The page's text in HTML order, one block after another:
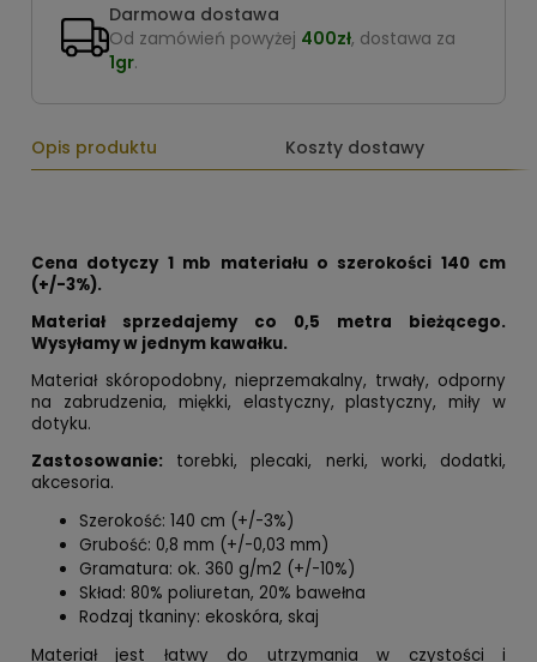
Darmowa dostawa
Od zamówień powyżej 400zł, dostawa za
1gr.
Opis produktu Koszty dostawy
Cena dotyczy 1 mb materiału o szerokości 140 cm
(+/-3%).
Materiał sprzedajemy co 0,5 metra bieżącego.
Wysyłamy w jednym kawałku.
Materiał skóropodobny, nieprzemakalny, trwały, odporny
na zabrudzenia, miękki, elastyczny, plastyczny, miły w
dotyku.
Zastosowanie: torebki, plecaki, nerki, worki, dodatki,
akcesoria.
Szerokość: 140 cm (+/-3%)
Grubość: 0,8 mm (+/-0,03 mm)
Gramatura: ok. 360 g/m2 (+/-10%)
Skład: 80% poliuretan, 20% bawełna
Rodzaj tkaniny: ekoskóra, skaj
Materiał jest łatwy do utrzymania w czystości i